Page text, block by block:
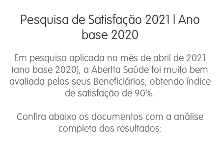
Pesquisa de Satisfação 2021 l Ano
base 2020
Em pesquisa aplicada no mês de abril de 2021
(ano base 2020), a Abertta Saúde foi muito bem
avaliada pelos seus Beneficiários, obtendo índice
de satisfação de 90%.
Confira abaixo os documentos com a análise
completa dos resultados: